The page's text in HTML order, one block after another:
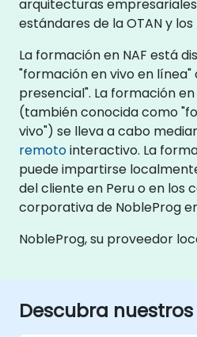
arquitecturas
estándares de la OTAN y
La formación en NAF está
"formación en vivo en
presencial". La formación
(también conocida como
vivo") se lleva a cabo
remotointeractivo. La
puede impartirse
del cliente en Peru o en los
corporativa de NobleProg
NobleProg, su proveedor
Descubra